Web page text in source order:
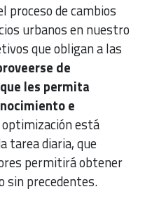
de cambios
urbanos en nuestro
que obligan a las
de
les permita
e
optimización está
tarea diaria, que
permitirá obtener
sin precedentes.